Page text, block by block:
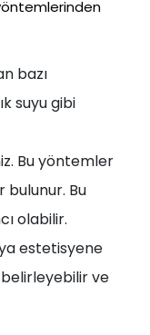
bazı
suyu gibi
Bu yöntemler
bulunur. Bu
olabilir.
estetisyene
ve